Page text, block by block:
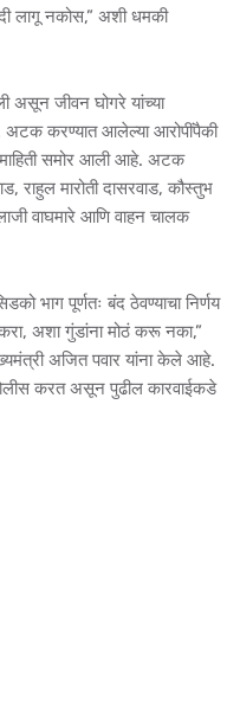
लागू नकोस,” अशी धमकी
असून जीवन घोगरे यांच्या
अटक करण्यात आलेल्या आरोपींपैकी
माहिती समोर आली आहे. अटक
राहुल मारोती दासरवाड, कौस्तुभ
वाघमारे आणि वाहन चालक
भाग पूर्णतः बंद ठेवण्याचा निर्णय
अशा गुंडांना मोठं करू नका,”
अजित पवार यांना केले आहे.
करत असून पुढील कारवाईकडे